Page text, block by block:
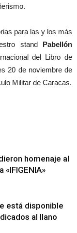
para las y los más
stand
Pabellón
del Libro de
20 de noviembre de
Militar de Caracas.
homenaje al
«IFIGENIA»
está disponible
al llano